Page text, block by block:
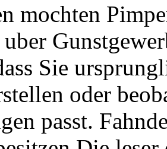
mochten
uber
Sie
oder
passt.